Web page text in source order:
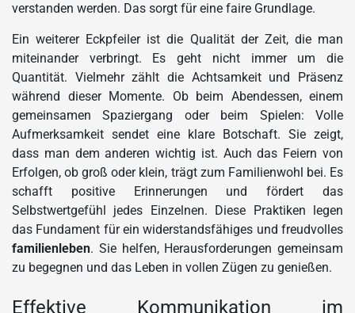
verstanden werden. Das sorgt für eine faire Grundlage.
Ein weiterer Eckpfeiler ist die Qualität der Zeit, die man
miteinander verbringt. Es geht nicht immer um die
Quantität. Vielmehr zählt die Achtsamkeit und Präsenz
während dieser Momente. Ob beim Abendessen, einem
gemeinsamen Spaziergang oder beim Spielen: Volle
Aufmerksamkeit sendet eine klare Botschaft. Sie zeigt,
dass man dem anderen wichtig ist. Auch das Feiern von
Erfolgen, ob groß oder klein, trägt zum Familienwohl bei. Es
schafft positive Erinnerungen und fördert das
Selbstwertgefühl jedes Einzelnen. Diese Praktiken legen
das Fundament für ein widerstandsfähiges und freudvolles
familienleben. Sie helfen, Herausforderungen gemeinsam
zu begegnen und das Leben in vollen Zügen zu genießen.
Effektive Kommunikation im